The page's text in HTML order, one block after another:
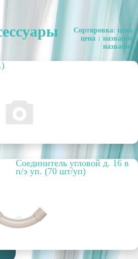
Сортировка: цена ↑
цена ↓ название ↑
название ↓
Cоединитель угловой д. 16 в
п/э уп. (70 шт/уп)